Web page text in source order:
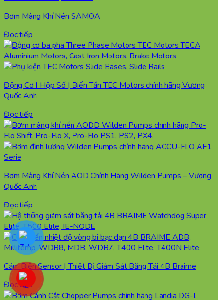
Bơm Màng Khí Nén SAMOA
Đọc tiếp
Động Cơ | Hộp Số | Biến Tần TEC Motors chính hãng Vương
Quốc Anh
Đọc tiếp
Bơm Màng Khí Nén AOD Chính Hãng Wilden Pumps – Vương
Quốc Anh
Đọc tiếp
Cảm Biến Sensor | Thiết Bị Giám Sát Băng Tải 4B Braime
Đọc tiếp